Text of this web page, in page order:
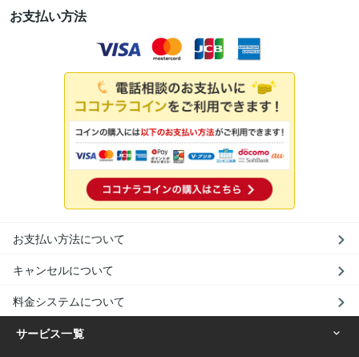
お支払い方法
お支払い方法について
キャンセルについて
料金システムについて